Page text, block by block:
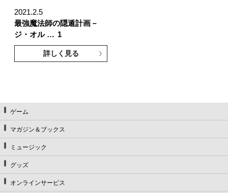
2021.2.5
最強魔法師の隠遁計画－
ジ・オル … 1
詳しく見る
ゲーム
マガジン＆ブックス
ミュージック
グッズ
オンラインサービス